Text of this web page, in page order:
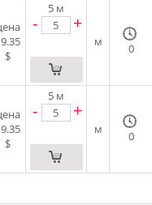
$
5 м
- +
м 0
$
5 м
- +
м 0